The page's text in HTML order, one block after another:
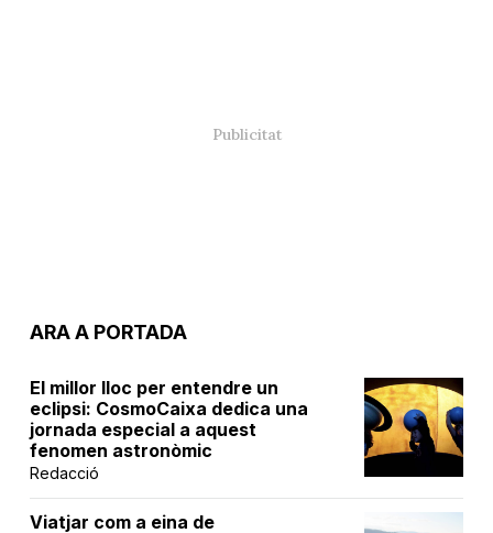
ARA A PORTADA
El millor lloc per entendre un
eclipsi: CosmoCaixa dedica una
jornada especial a aquest
fenomen astronòmic
Redacció
Viatjar com a eina de